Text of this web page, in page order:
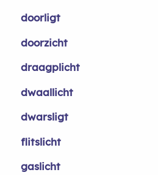
doorligt
doorzicht
draagplicht
dwaallicht
dwarsligt
flitslicht
gaslicht